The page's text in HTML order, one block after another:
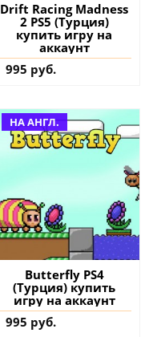
Drift Racing Madness
2 PS5 (Турция)
купить игру на
аккаунт
995 руб.
НА АНГЛ.
Butterfly PS4
(Турция) купить
игру на аккаунт
995 руб.